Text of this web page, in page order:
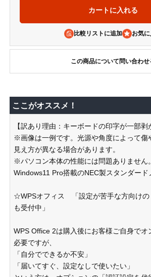
比較リストに追加
この商品について問い合わせ
ここがオススメ！
【訳あり理由：キーボードの印字が一部剥
※画像は一例です。光源や角度によって傷
見え方が異なる場合があります。
※パソコン本体の性能には問題ありません。
Windows11 Pro搭載のNEC製スタンダード
☆WPSオフィス 「設定が苦手な方向けの
も受付中」
WPS Office 2は購入後にお客様ご自身でオ
必要ですが、
「自分でできるか不安」
「届いてすぐ、設定なしで使いたい」